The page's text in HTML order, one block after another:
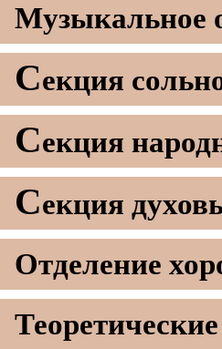
Музыкальное
Секция
Секция
Секция
Отделение